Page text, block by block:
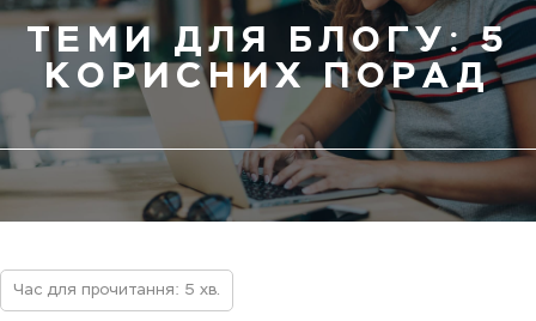
ТЕМИ ДЛЯ БЛОГУ: 5
КОРИСНИХ ПОРАД
Час для прочитання: 5 хв.